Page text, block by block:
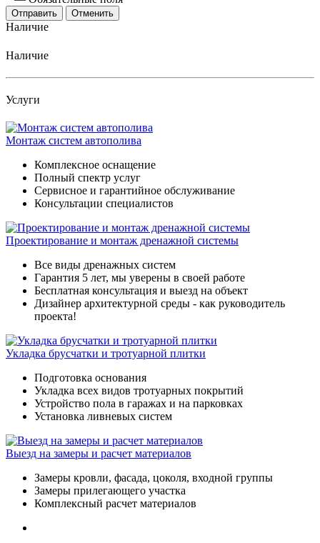
Отменить
Наличие
Наличие
Услуги
Монтаж систем автополива
Комплексное оснащение
Полный спектр услуг
Сервисное и гарантийное обслуживание
Консультации специалистов
Проектирование и монтаж дренажной системы
Все виды дренажных систем
Гарантия 5 лет, мы уверены в своей работе
Бесплатная консультация и выезд на объект
Дизайнер архитектурной среды - как руководитель
проекта!
Укладка брусчатки и тротуарной плитки
Подготовка основания
Укладка всех видов тротуарных покрытий
Устройство пола в гаражах и на парковках
Установка ливневых систем
Выезд на замеры и расчет материалов
Замеры кровли, фасада, цоколя, входной группы
Замеры прилегающего участка
Комплексный расчет материалов